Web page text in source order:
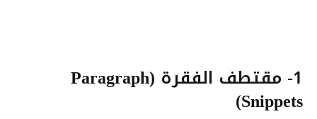
1- مقتطف الفقرة (Paragraph
Snippets)